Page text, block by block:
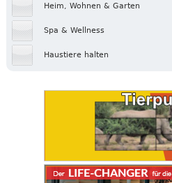
Heim, Wohnen & Garten
Spa & Wellness
Haustiere halten